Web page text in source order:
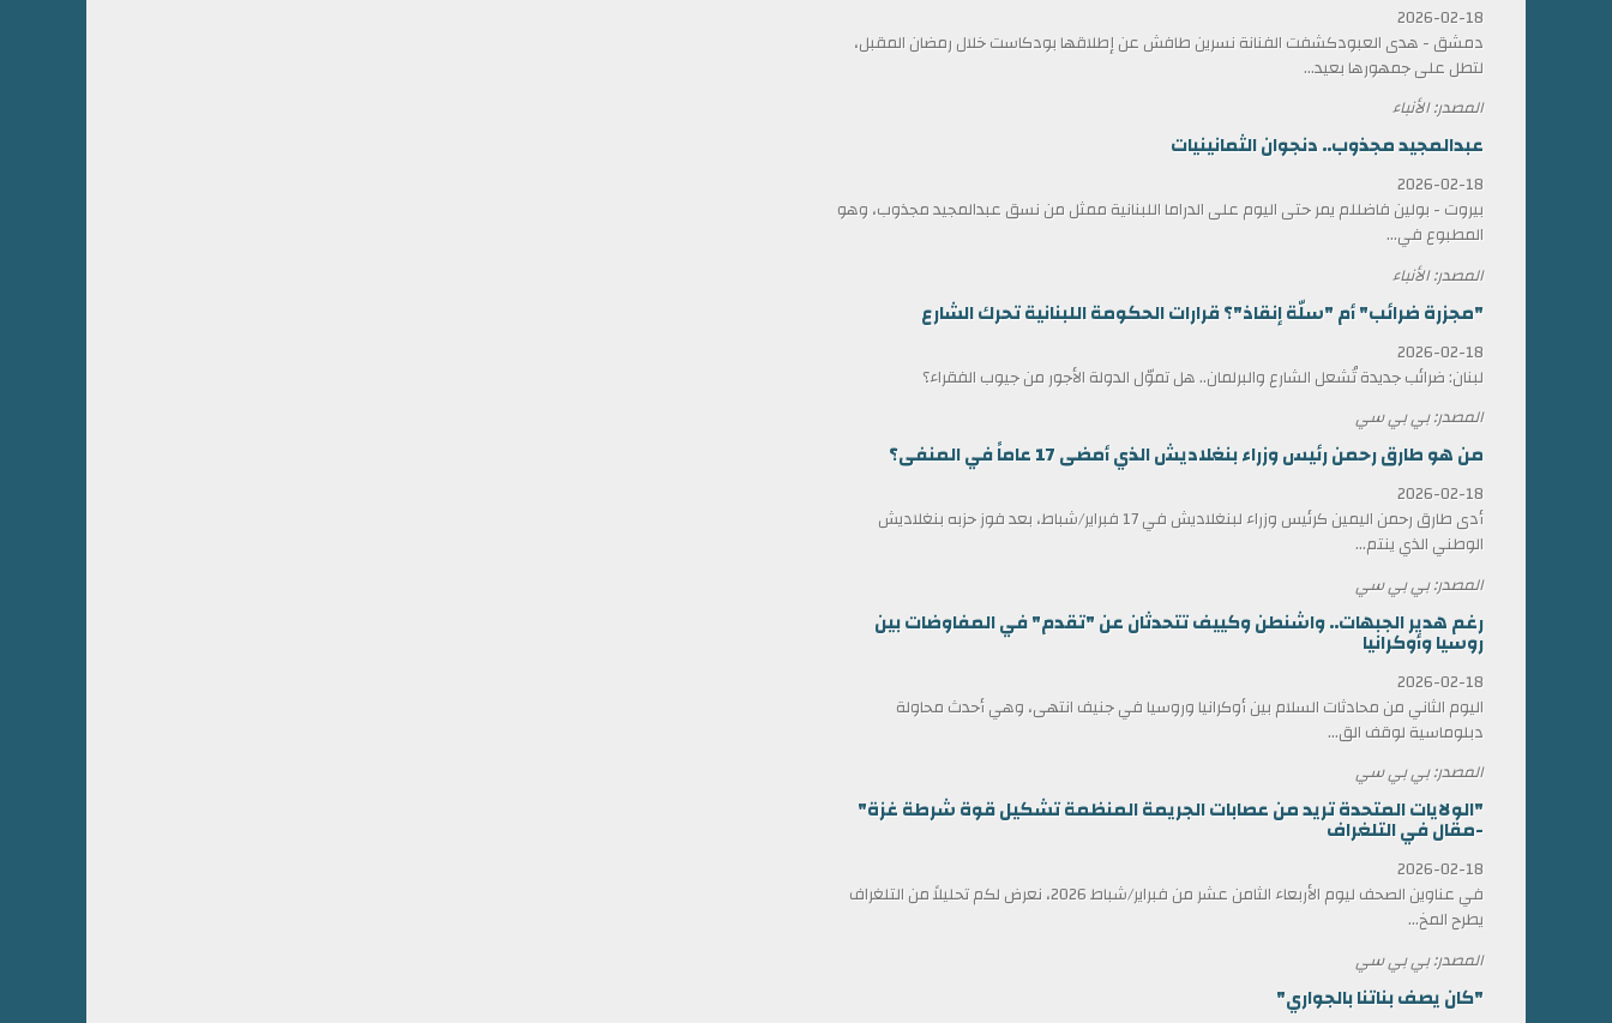
2026-02-18
دمشق - هدى العبودكشفت الفنانة نسرين طافش عن إطلاقها بودكاست خلال رمضان المقبل،
لتطل على جمهورها بعيد...
المصدر: الأنباء
عبدالمجيد مجذوب.. دنجوان الثمانينيات
2026-02-18
بيروت - بولين فاضللم يمر حتى اليوم على الدراما اللبنانية ممثل من نسق عبدالمجيد مجذوب، وهو
المطبوع في...
المصدر: الأنباء
"مجزرة ضرائب" أم "سلّة إنقاذ"؟ قرارات الحكومة اللبنانية تحرك الشارع
2026-02-18
لبنان: ضرائب جديدة تُشعل الشارع والبرلمان.. هل تموّل الدولة الأجور من جيوب الفقراء؟
المصدر: بي بي سي
من هو طارق رحمن رئيس وزراء بنغلاديش الذي أمضى 17 عاماً في المنفى؟
2026-02-18
أدى طارق رحمن اليمين كرئيس وزراء لبنغلاديش في 17 فبراير/شباط، بعد فوز حزبه بنغلاديش
الوطني الذي ينتم...
المصدر: بي بي سي
رغم هدير الجبهات.. واشنطن وكييف تتحدثان عن "تقدم" في المفاوضات بين
روسيا وأوكرانيا
2026-02-18
اليوم الثاني من محادثات السلام بين أوكرانيا وروسيا في جنيف انتهى، وهي أحدث محاولة
دبلوماسية لوقف الق...
المصدر: بي بي سي
"الولايات المتحدة تريد من عصابات الجريمة المنظمة تشكيل قوة شرطة غزة"
-مقال في التلغراف
2026-02-18
في عناوين الصحف ليوم الأربعاء الثامن عشر من فبراير/شباط 2026، نعرض لكم تحليلاً من التلغراف
يطرح المخ...
المصدر: بي بي سي
"كان يصف بناتنا بالجواري"